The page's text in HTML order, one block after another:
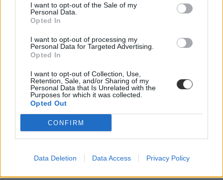
I want to opt-out of the Sale of my
Personal Data.
Opted In
I want to opt-out of processing my
Personal Data for Targeted Advertising.
Opted In
I want to opt-out of Collection, Use,
Retention, Sale, and/or Sharing of my
Personal Data that Is Unrelated with the
Purposes for which it was collected.
Opted Out
CONFIRM
Data Deletion Data Access Privacy Policy
felvételi ponthatárok
ponthatárok
legnépszerűbb szakok
ponthatárhúzás
összes ponthatár
felvételi 2022
felvételi ponthatárok 2022
legnépszerűbb szakok 2022